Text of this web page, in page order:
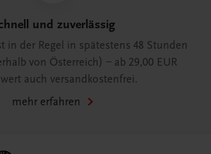
und zuverlässig
in der Regel in spätestens 48 Stunden
von Österreich) – ab 29,00 EUR
auch versandkostenfrei.
mehr erfahren